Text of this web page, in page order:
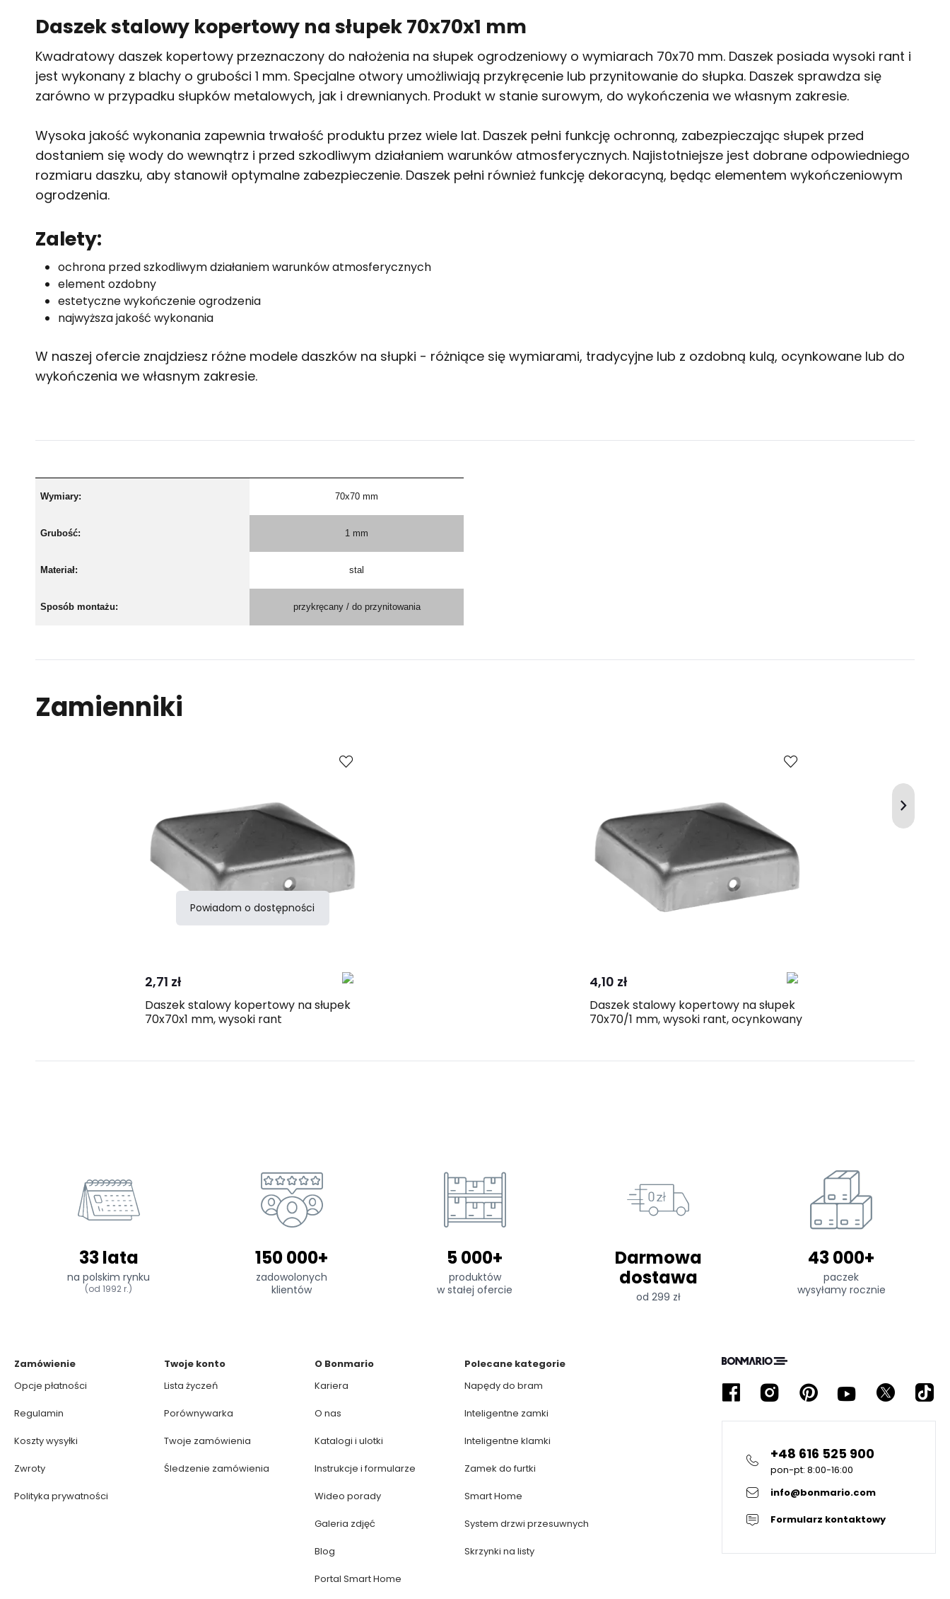
Daszek stalowy kopertowy na słupek 70x70x1 mm
Kwadratowy daszek kopertowy przeznaczony do nałożenia na słupek ogrodzeniowy o wymiarach 70x70 mm. Daszek posiada wysoki rant i
jest wykonany z blachy o grubości 1 mm. Specjalne otwory umożliwiają przykręcenie lub przynitowanie do słupka. Daszek sprawdza się
zarówno w przypadku słupków metalowych, jak i drewnianych. Produkt w stanie surowym, do wykończenia we własnym zakresie.
Wysoka jakość wykonania zapewnia trwałość produktu przez wiele lat. Daszek pełni funkcję ochronną, zabezpieczając słupek przed
dostaniem się wody do wewnątrz i przed szkodliwym działaniem warunków atmosferycznych. Najistotniejsze jest dobrane odpowiedniego
rozmiaru daszku, aby stanowił optymalne zabezpieczenie. Daszek pełni również funkcję dekoracyną, będąc elementem wykończeniowym
ogrodzenia.
Zalety:
ochrona przed szkodliwym działaniem warunków atmosferycznych
element ozdobny
estetyczne wykończenie ogrodzenia
najwyższa jakość wykonania
W naszej ofercie znajdziesz różne modele daszków na słupki - różniące się wymiarami, tradycyjne lub z ozdobną kulą, ocynkowane lub do
wykończenia we własnym zakresie.
Wymiary: 70x70 mm
Grubość: 1 mm
Materiał: stal
Sposób montażu: przykręcany / do przynitowania
Zamienniki
Powiadom o dostępności
2,71 zł
Daszek stalowy kopertowy na słupek
70x70x1 mm, wysoki rant
4,10 zł
Daszek stalowy kopertowy na słupek
70x70/1 mm, wysoki rant, ocynkowany
33 lata
na polskim rynku
(od 1992 r.)
150 000+
zadowolonych
klientów
5 000+
produktów
w stałej ofercie
Darmowa
dostawa
od 299 zł
43 000+
paczek
wysyłamy rocznie
+48 616 525 900
pon-pt: 8:00-16:00
info@bonmario.com
Formularz kontaktowy
Zamówienie
Opcje płatności
Regulamin
Koszty wysyłki
Zwroty
Polityka prywatności
Twoje konto
Lista życzeń
Porównywarka
Twoje zamówienia
Śledzenie zamówienia
O Bonmario
Kariera
O nas
Katalogi i ulotki
Instrukcje i formularze
Wideo porady
Galeria zdjęć
Blog
Portal Smart Home
Polecane kategorie
Napędy do bram
Inteligentne zamki
Inteligentne klamki
Zamek do furtki
Smart Home
System drzwi przesuwnych
Skrzynki na listy